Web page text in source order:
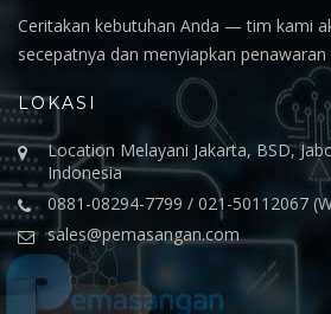
Ceritakan kebutuhan Anda — tim kami
secepatnya dan menyiapkan
LOKASI
Location Melayani Jakarta, BSD,
Indonesia
0881-08294-7799 / 021-50112067
sales@pemasangan.com